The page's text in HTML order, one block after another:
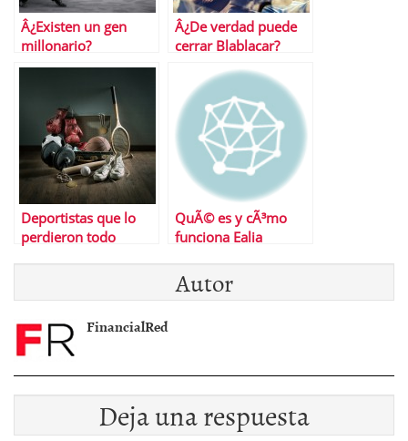
Â¿Existen un gen
millonario?
Â¿De verdad puede
cerrar Blablacar?
Deportistas que lo
perdieron todo
QuÃ© es y cÃ³mo
funciona Ealia
Autor
FinancialRed
Deja una respuesta